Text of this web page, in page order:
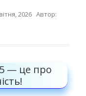
2026 Автор:
— це про